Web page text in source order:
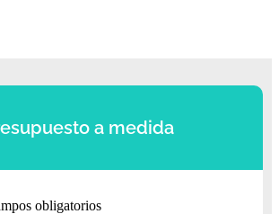
a medida
obligatorios